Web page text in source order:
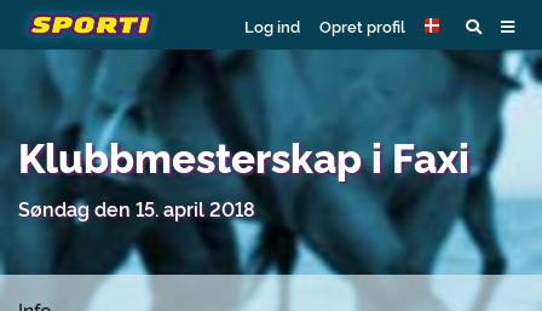
Log ind Opret profil
Klubbmesterskap i Faxi
Søndag den 15. april 2018